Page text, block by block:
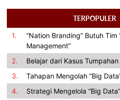
TERPOPULER
1.
“Nation Branding” Butuh Tim
Management”
2.
Belajar dari Kasus
3.
Tahapan Mengolah “Big
4.
Strategi Mengelola “Big Data”